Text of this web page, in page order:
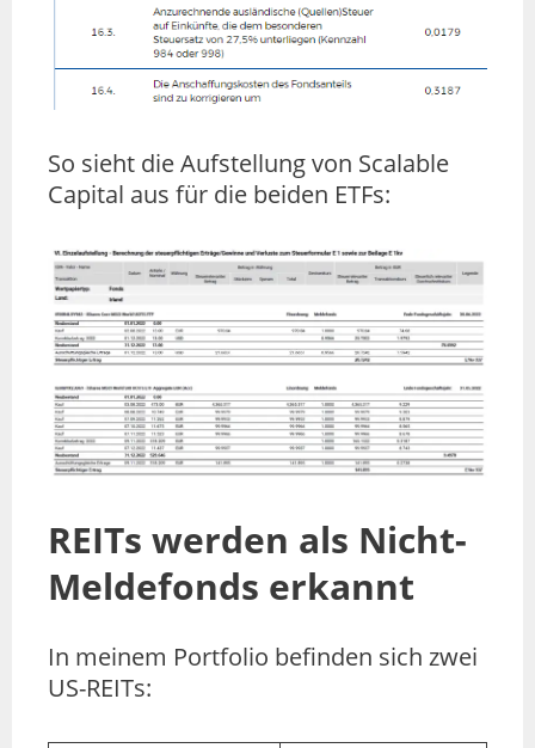
So sieht die Aufstellung von Scalable
Capital aus für die beiden ETFs:
REITs werden als Nicht-
Meldefonds erkannt
In meinem Portfolio befinden sich zwei
US-REITs: